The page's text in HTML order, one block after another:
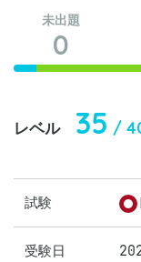
未出題
0
レベル 35 /
試験
受験日